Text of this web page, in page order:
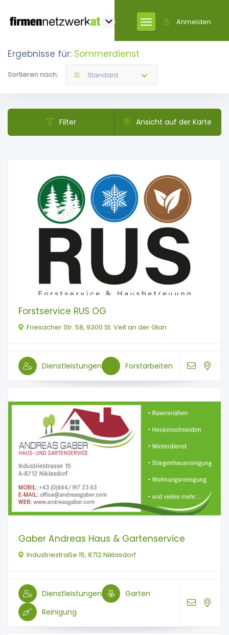
Anmelden
Ergebnisse für: Sommerdienst
Sortieren nach: Standard
Filter Ansicht auf der Karte
Forstservice RUS OG
Friesacher Str. 58, 9300 St. Veit an der Glan
Dienstleistungen Forstarbeiten
Gaber Andreas Haus & Gartenservice
Industriestraße 15, 8712 Niklasdorf
Dienstleistungen
Garten
Reinigung